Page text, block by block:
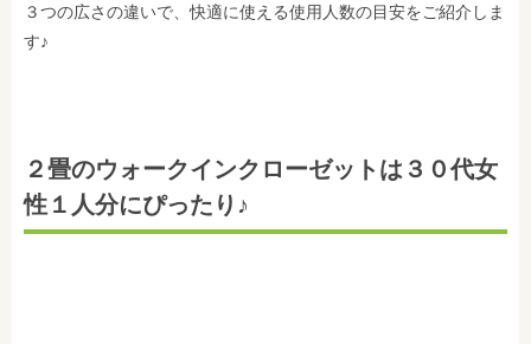
３つの広さの違いで、快適に使える使用人数の目安をご紹介しま
す♪
２畳のウォークインクローゼットは３０代女
性１人分にぴったり♪